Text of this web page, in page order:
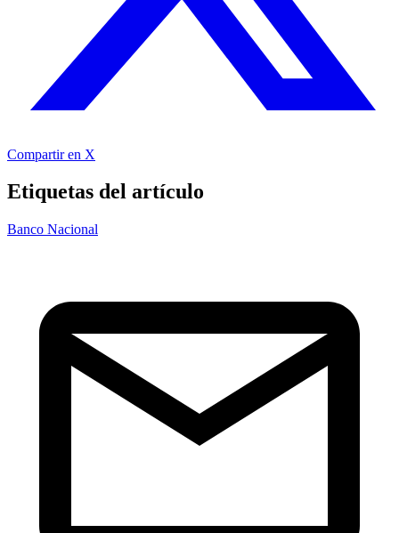
Compartir en X
Etiquetas del artículo
Banco Nacional